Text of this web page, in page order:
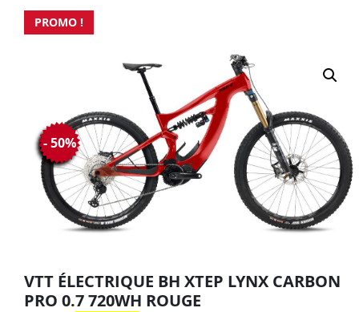
PROMO !
VTT ÉLECTRIQUE BH XTEP LYNX CARBON
PRO 0.7 720WH ROUGE
- 50%